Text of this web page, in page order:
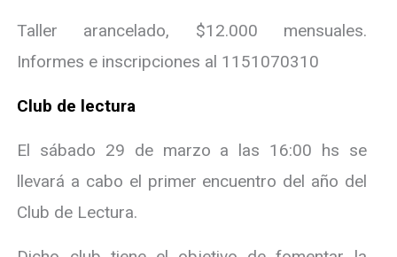
Taller arancelado, $12.000 mensuales.
Informes e inscripciones al 1151070310
Club de lectura
El sábado 29 de marzo a las 16:00 hs se
llevará a cabo el primer encuentro del año del
Club de Lectura.